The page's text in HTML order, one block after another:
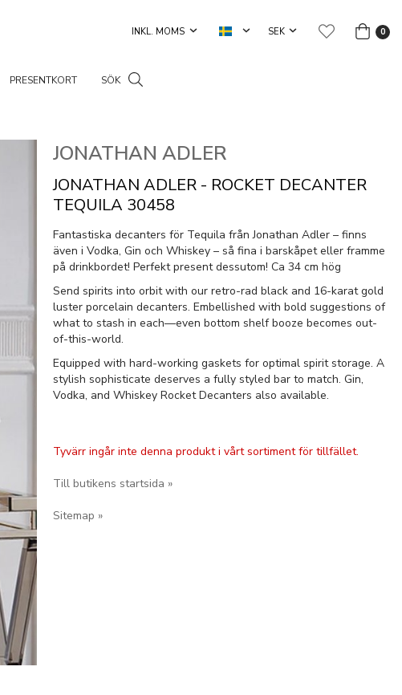
0
PRESENTKORT SÖK
JONATHAN ADLER
JONATHAN ADLER - ROCKET DECANTER
TEQUILA 30458
Fantastiska decanters för Tequila från Jonathan Adler – finns
även i Vodka, Gin och Whiskey – så fina i barskåpet eller framme
på drinkbordet! Perfekt present dessutom! Ca 34 cm hög
Send spirits into orbit with our retro-rad black and 16-karat gold
luster porcelain decanters. Embellished with bold suggestions of
what to stash in each—even bottom shelf booze becomes out-
of-this-world.
Equipped with hard-working gaskets for optimal spirit storage. A
stylish sophisticate deserves a fully styled bar to match. Gin,
Vodka, and Whiskey Rocket Decanters also available.
Tyvärr ingår inte denna produkt i vårt sortiment för tillfället.
Till butikens startsida »
Sitemap »